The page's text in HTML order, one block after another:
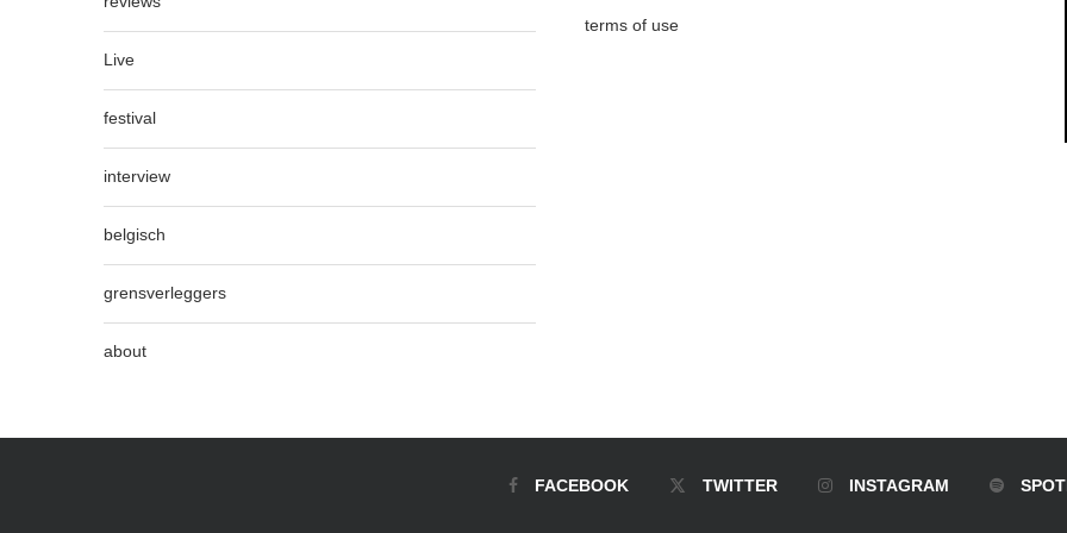
Live
festival
interview
belgisch
grensverleggers
about
terms of use
FACEBOOK TWITTER INSTAGRAM